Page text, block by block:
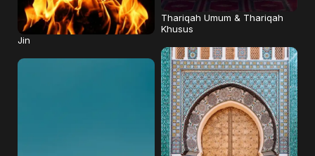
Thariqah Umum & Thariqah
Khusus
Jin